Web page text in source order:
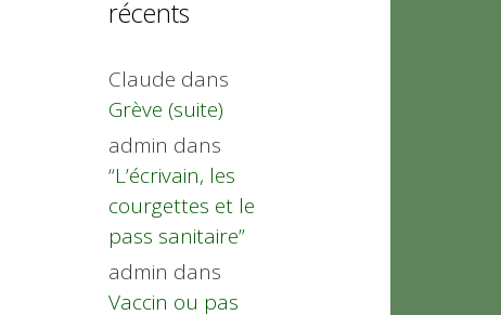
récents
Claude dans
Grève (suite)
admin dans
“L’écrivain, les
courgettes et le
pass sanitaire”
admin dans
Vaccin ou pas